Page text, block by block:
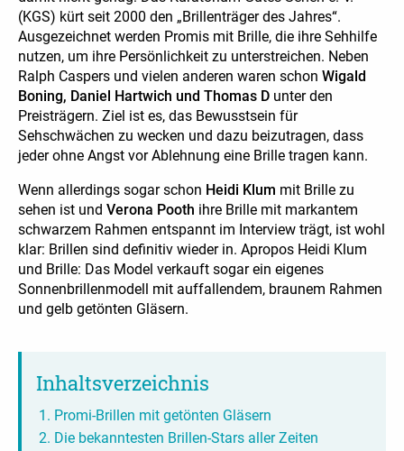
(KGS) kürt seit 2000 den „Brillenträger des Jahres“.
Ausgezeichnet werden Promis mit Brille, die ihre Sehhilfe
nutzen, um ihre Persönlichkeit zu unterstreichen. Neben
Ralph Caspers und vielen anderen waren schon Wigald
Boning, Daniel Hartwich und Thomas D unter den
Preisträgern. Ziel ist es, das Bewusstsein für
Sehschwächen zu wecken und dazu beizutragen, dass
jeder ohne Angst vor Ablehnung eine Brille tragen kann.
Wenn allerdings sogar schon Heidi Klum mit Brille zu
sehen ist und Verona Pooth ihre Brille mit markantem
schwarzem Rahmen entspannt im Interview trägt, ist wohl
klar: Brillen sind definitiv wieder in. Apropos Heidi Klum
und Brille: Das Model verkauft sogar ein eigenes
Sonnenbrillenmodell mit auffallendem, braunem Rahmen
und gelb getönten Gläsern.
Inhaltsverzeichnis
Promi-Brillen mit getönten Gläsern
Die bekanntesten Brillen-Stars aller Zeiten